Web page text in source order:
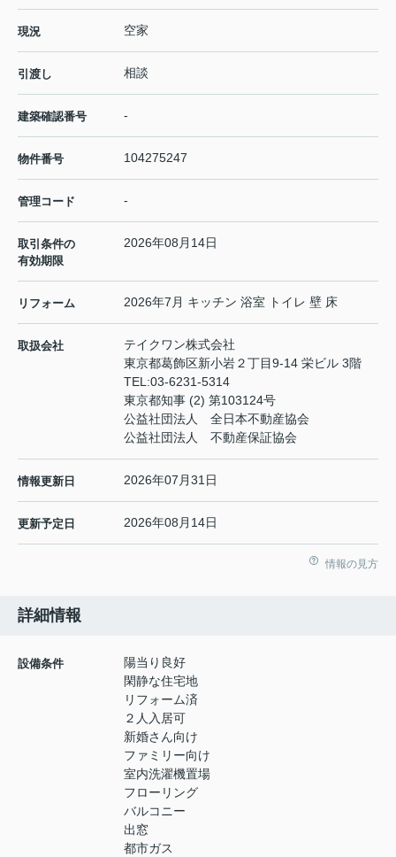
現況 空家
引渡し 相談
建築確認番号 -
物件番号 104275247
管理コード -
取引条件の
有効期限
2026年08月14日
リフォーム 2026年7月 キッチン 浴室 トイレ 壁 床
取扱会社
テイクワン株式会社
東京都葛飾区新小岩２丁目9-14 栄ビル 3階
TEL:03-6231-5314
東京都知事 (2) 第103124号
公益社団法人 全日本不動産協会
公益社団法人 不動産保証協会
情報更新日 2026年07月31日
更新予定日 2026年08月14日
情報の見方
詳細情報
設備条件
陽当り良好
閑静な住宅地
リフォーム済
２人入居可
新婚さん向け
ファミリー向け
室内洗濯機置場
フローリング
バルコニー
出窓
都市ガス